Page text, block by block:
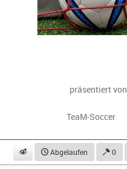
präsentiert von
TeaM-Soccer
beobachtenAbgelaufen 0